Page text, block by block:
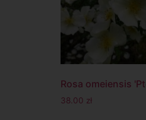
Rosa omeiensis
38.00 zł